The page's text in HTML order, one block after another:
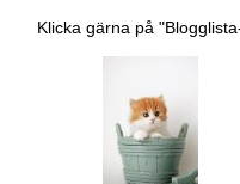
Klicka gärna på